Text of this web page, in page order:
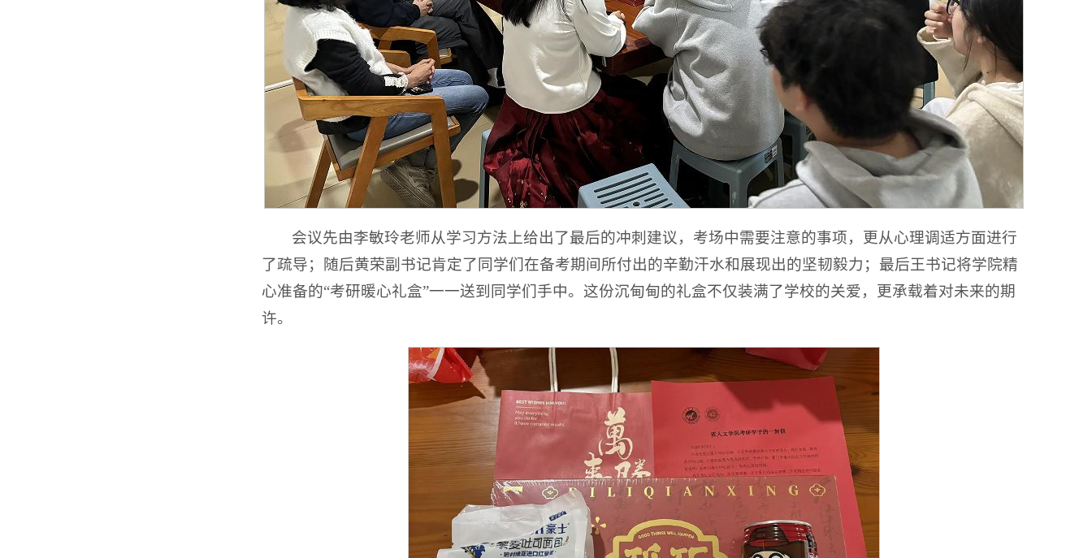
会议先由李敏玲老师从学习方法上给出了最后的冲刺建议，考场中需要注意的事项，更从心理调适方面进行
了疏导；随后黄荣副书记肯定了同学们在备考期间所付出的辛勤汗水和展现出的坚韧毅力；最后王书记将学院精
心准备的“考研暖心礼盒”一一送到同学们手中。这份沉甸甸的礼盒不仅装满了学校的关爱，更承载着对未来的期
许。